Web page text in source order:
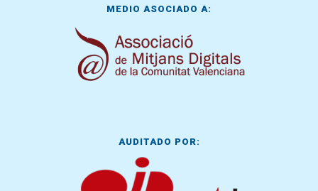
MEDIO ASOCIADO A:
AUDITADO POR: